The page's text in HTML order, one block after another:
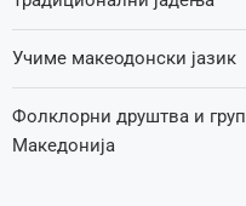
Учиме макеодонски јазик
Фолклорни друштва и
Македонија